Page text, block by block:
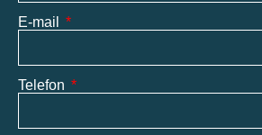
E-mail
Telefon